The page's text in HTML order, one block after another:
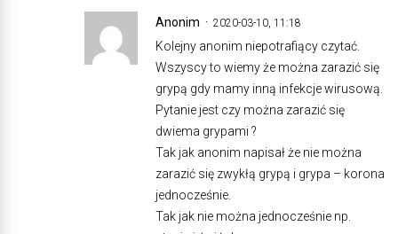
Anonim 2020-03-10, 11:18
Kolejny anonim niepotrafiący czytać.
Wszyscy to wiemy że można zarazić się
grypą gdy mamy inną infekcje wirusową.
Pytanie jest czy można zarazić się
dwiema grypami ?
Tak jak anonim napisał że nie można
zarazić się zwykłą grypą i grypa – korona
jednocześnie.
Tak jak nie można jednocześnie np.